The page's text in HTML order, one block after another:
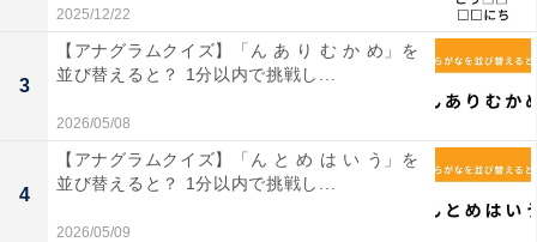
2025/12/22
3
【アナグラムクイズ】「ん あ り む か め」を
並び替えると？ 1分以内で挑戦し...
2026/05/08
4
【アナグラムクイズ】「ん と め は い う」を
並び替えると？ 1分以内で挑戦し...
2026/05/09